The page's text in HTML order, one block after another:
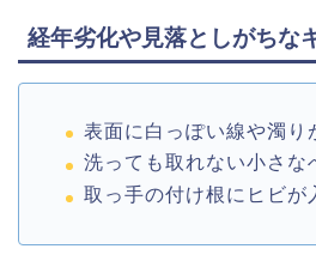
経年劣化や見落としがちな
表面に白っぽい線や濁り
洗っても取れない小さな
取っ手の付け根にヒビが